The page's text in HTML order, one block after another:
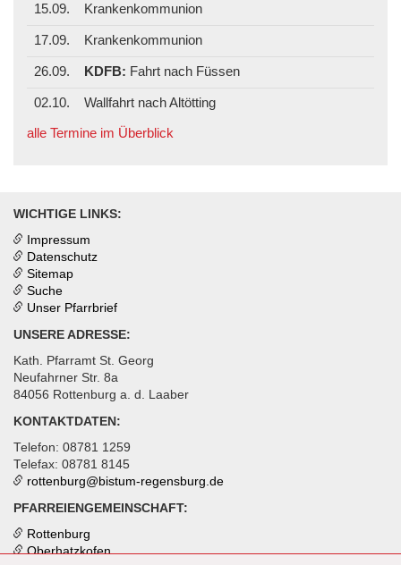
15.09. Krankenkommunion
17.09. Krankenkommunion
26.09. KDFB: Fahrt nach Füssen
02.10.
Wallfahrt nach Altötting
alle Termine im Überblick
WICHTIGE LINKS:
Impressum
Datenschutz
Sitemap
Suche
Unser Pfarrbrief
UNSERE ADRESSE:
Kath. Pfarramt St. Georg
Neufahrner Str. 8a
84056 Rottenburg a. d. Laaber
KONTAKTDATEN:
Telefon: 08781 1259
Telefax: 08781 8145
rottenburg@ bistum-regensburg.de
PFARREIENGEMEINSCHAFT:
Rottenburg
Oberhatzkofen